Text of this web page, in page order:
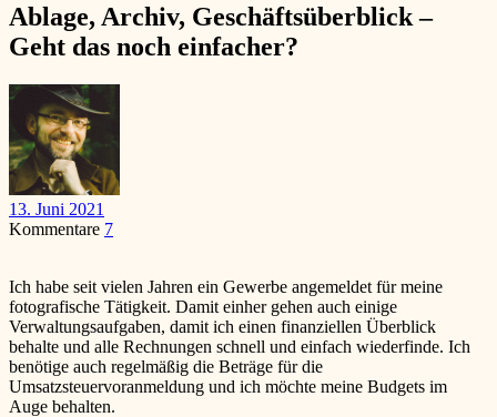
Ablage, Archiv, Geschäftsüberblick –
Geht das noch einfacher?
13. Juni 2021
Kommentare 7
Ich habe seit vielen Jahren ein Gewerbe angemeldet für meine
fotografische Tätigkeit. Damit einher gehen auch einige
Verwaltungsaufgaben, damit ich einen finanziellen Überblick
behalte und alle Rechnungen schnell und einfach wiederfinde. Ich
benötige auch regelmäßig die Beträge für die
Umsatzsteuervoranmeldung und ich möchte meine Budgets im
Auge behalten.